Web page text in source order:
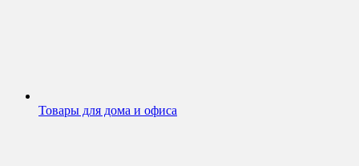
Товары для дома и офиса